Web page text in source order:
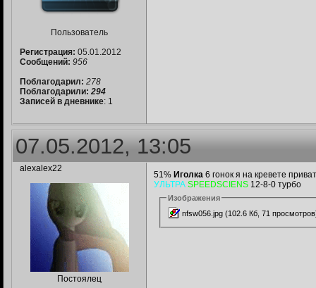
Пользователь
Регистрация: 05.01.2012
Сообщений: 956
Поблагодарил: 278
Поблагодарили: 294
Записей в дневнике: 1
07.05.2012, 13:05
alexalex22
Постоялец
51% Иголка 6 гонок я на кревете приват
УЛЬТРА SPEEDSCIENS 12-8-0 турбо
Изображения
nfsw056.jpg (102.6 Кб, 71